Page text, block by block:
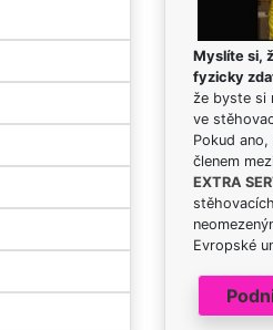
Myslíte si,
fyzicky
že byste si
ve
Pokud
členem
EXTRA
Evropské